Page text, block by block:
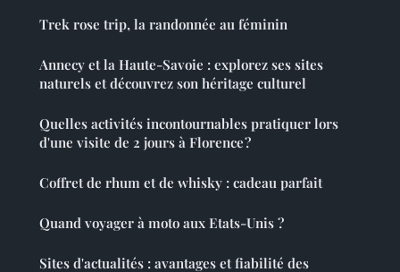
Trek rose trip, la randonnée au féminin
Annecy et la Haute-Savoie : explorez ses sites
naturels et découvrez son héritage culturel
Quelles activités incontournables pratiquer lors
d'une visite de 2 jours à Florence ?
Coffret de rhum et de whisky : cadeau parfait
Quand voyager à moto aux Etats-Unis ?
Sites d'actualités : avantages et fiabilité des